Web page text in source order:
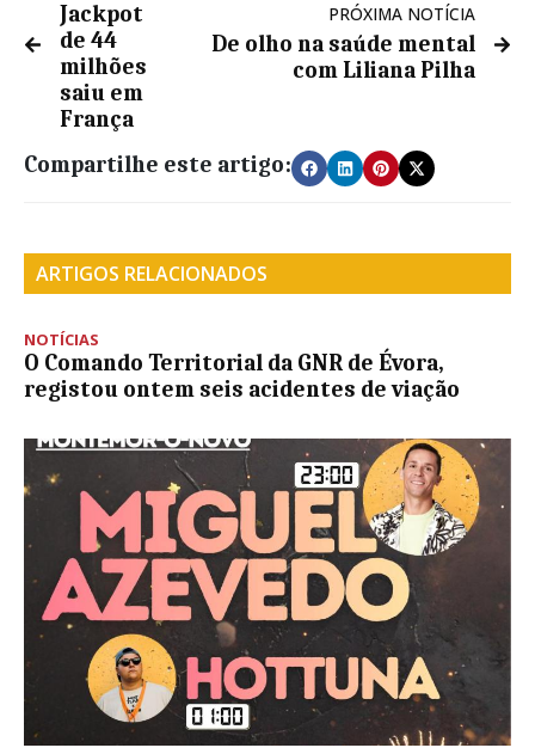
Jackpot
de 44
milhões
saiu em
França
PRÓXIMA NOTÍCIA
De olho na saúde mental
com Liliana Pilha
Compartilhe este artigo:
ARTIGOS RELACIONADOS
NOTÍCIAS
O Comando Territorial da GNR de Évora,
registou ontem seis acidentes de viação